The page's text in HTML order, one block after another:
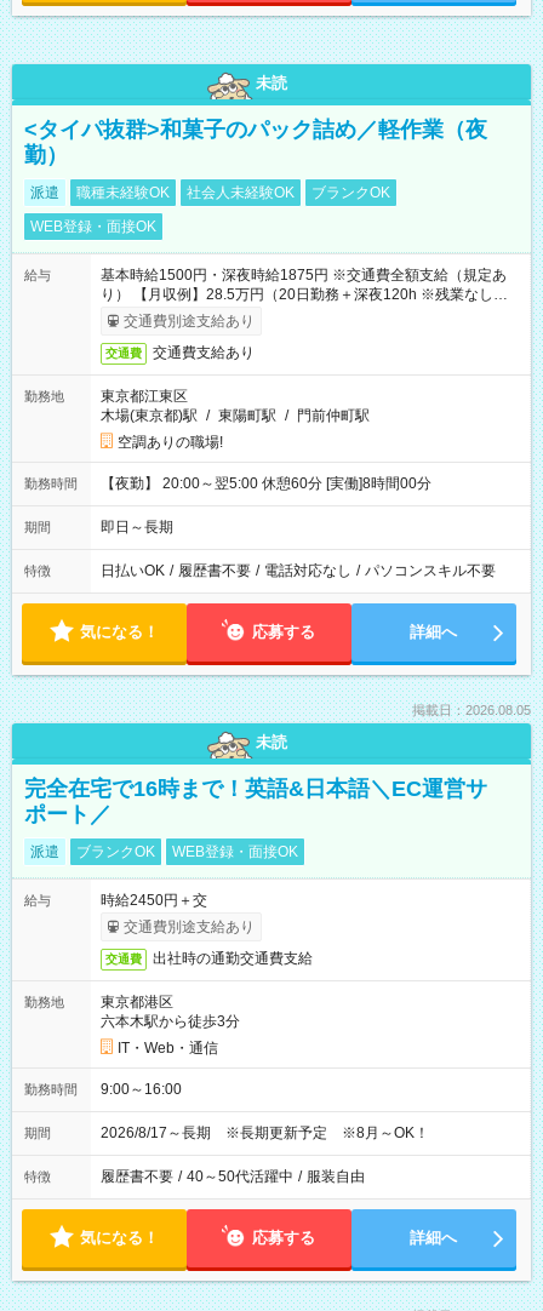
未読
<タイパ抜群>和菓子のパック詰め／軽作業（夜
勤）
派遣 職種未経験OK 社会人未経験OK
ブランクOK
WEB登録・面接OK
給与
基本時給1500円・深夜時給1875円 ※交通費全額支給（規定あ
り） 【月収例】28.5万円（20日勤務＋深夜120h ※残業なしの場
合）交通費別途支給あり
交通費 交通費支給あり
勤務地
東京都江東区
木場(東京都)駅 / 東陽町駅 / 門前仲町駅
空調ありの職場!
勤務時間 【夜勤】 20:00～翌5:00 休憩60分 [実働]8時間00分
期間 即日～長期
特徴 日払いOK / 履歴書不要 / 電話対応なし / パソコンスキル不要
気になる！ 応募する 詳細へ
掲載日：2026.08.05
未読
完全在宅で16時まで！英語&日本語＼EC運営サ
ポート／
派遣 ブランクOK WEB登録・面接OK
給与
時給2450円＋交
交通費別途支給あり
交通費 出社時の通勤交通費支給
勤務地
東京都港区
六本木駅から徒歩3分
IT・Web・通信
勤務時間 9:00～16:00
期間 2026/8/17～長期 ※長期更新予定 ※8月～OK！
特徴 履歴書不要 / 40～50代活躍中 / 服装自由
気になる！ 応募する 詳細へ